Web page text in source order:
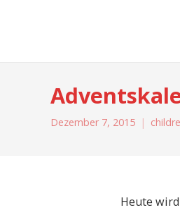
Dezember 7, 2015
Heute